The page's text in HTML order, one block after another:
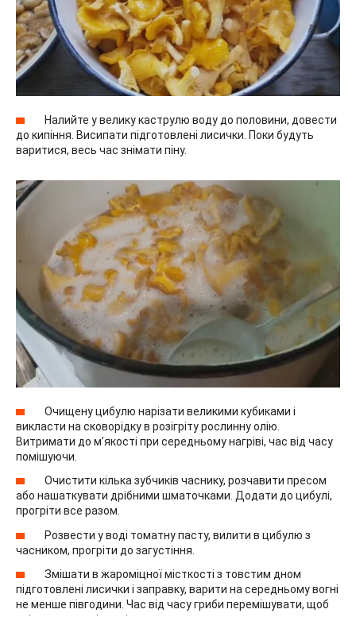
Налийте у велику каструлю воду до половини, довести
до кипіння. Висипати підготовлені лисички. Поки будуть
варитися, весь час знімати піну.
Очищену цибулю нарізати великими кубиками і
викласти на сковорідку в розігріту рослинну олію.
Витримати до м’якості при середньому нагріві, час від часу
помішуючи.
Очистити кілька зубчиків часнику, розчавити пресом
або нашаткувати дрібними шматочками. Додати до цибулі,
прогріти все разом.
Розвести у воді томатну пасту, вилити в цибулю з
часником, прогріти до загустіння.
Змішати в жароміцної місткості з товстим дном
підготовлені лисички і заправку, варити на середньому вогні
не менше півгодини. Час від часу гриби перемішувати, щоб